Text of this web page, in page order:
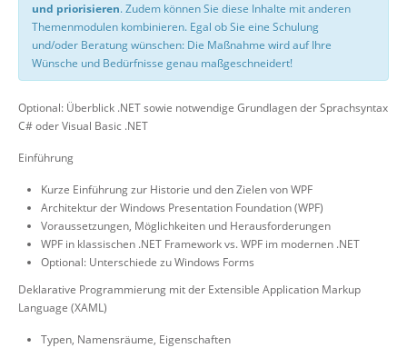
und priorisieren. Zudem können Sie diese Inhalte mit anderen
Themenmodulen kombinieren. Egal ob Sie eine Schulung
und/oder Beratung wünschen: Die Maßnahme wird auf Ihre
Wünsche und Bedürfnisse genau maßgeschneidert!
Optional: Überblick .NET sowie notwendige Grundlagen der Sprachsyntax
C# oder Visual Basic .NET
Einführung
Kurze Einführung zur Historie und den Zielen von WPF
Architektur der Windows Presentation Foundation (WPF)
Voraussetzungen, Möglichkeiten und Herausforderungen
WPF in klassischen .NET Framework vs. WPF im modernen .NET
Optional: Unterschiede zu Windows Forms
Deklarative Programmierung mit der Extensible Application Markup
Language (XAML)
Typen, Namensräume, Eigenschaften